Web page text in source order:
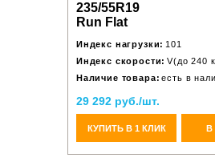
235/55R19
Run Flat
Индекс нагрузки: 101
Индекс скорости: V(до 240
Наличие товара: есть в
29 292 руб./шт.
КУПИТЬ В 1 КЛИК В